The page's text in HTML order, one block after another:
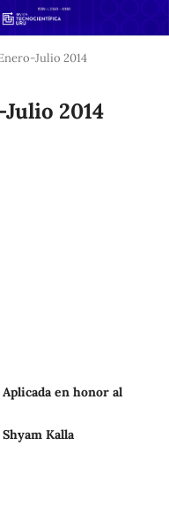
Julio 2014
2014
en honor al
Kalla